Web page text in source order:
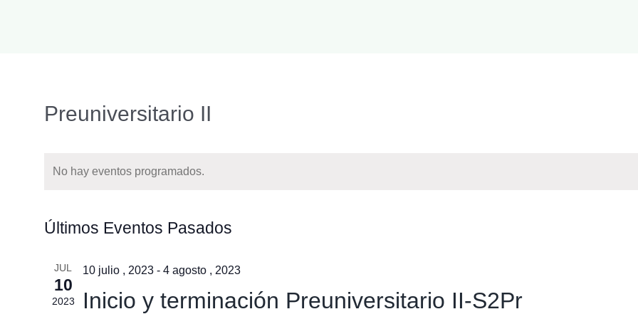
Preuniversitario II
No hay eventos programados.
Últimos Eventos Pasados
JUL
10
2023
10 julio , 2023- 4 agosto , 2023
Inicio y terminación Preuniversitario II-S2Pr